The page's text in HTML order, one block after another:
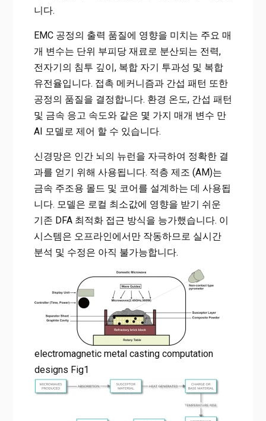
니다.
EMC 공정의 출력 품질에 영향을 미치는 주요 매
개 변수는 단위 부피당 재료로 분산되는 전력,
전자기의 침투 깊이, 복합 자기 투과성 및 복합
유전율입니다. 접촉 메커니즘과 간섭 패턴 또한
공정의 품질을 결정합니다. 환경 온도, 간섭 패턴
및 금속 응고 속도와 같은 몇 가지 매개 변수 만
AI 모델로 제어 할 수 있습니다.
신경망은 인간 뇌의 뉴런을 자극하여 정확한 결
과를 얻기 위해 사용됩니다. 적층 제조 (AM)는
금속 주조용 몰드 및 코어를 설계하는 데 사용됩
니다. 모델은 로컬 최소값에 영향을 받기 쉬운
기존 DFA 최적화 접근 방식을 능가했습니다. 이
시스템은 오프라인에서만 작동하므로 실시간
분석 및 수정은 아직 불가능합니다.
electromagnetic metal casting computation
designs Fig1